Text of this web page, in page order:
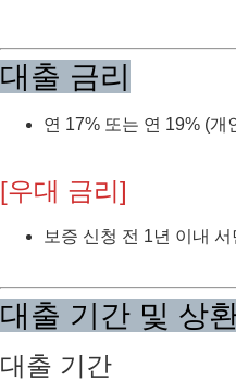
대출 금리
연 17% 또는 연 19% (개
[우대 금리]
보증 신청 전 1년 이내
대출 기간 및 상
대출 기간